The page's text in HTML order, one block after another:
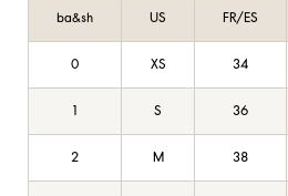
ba&sh US FR/ES
0 XS 34
1 S 36
2 M 38